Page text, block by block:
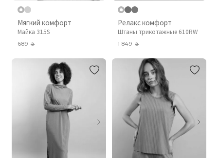
Мягкий комфорт
Майка 315S
689₴
Релакс комфорт
Штаны трикотажные 610RW
1 849₴